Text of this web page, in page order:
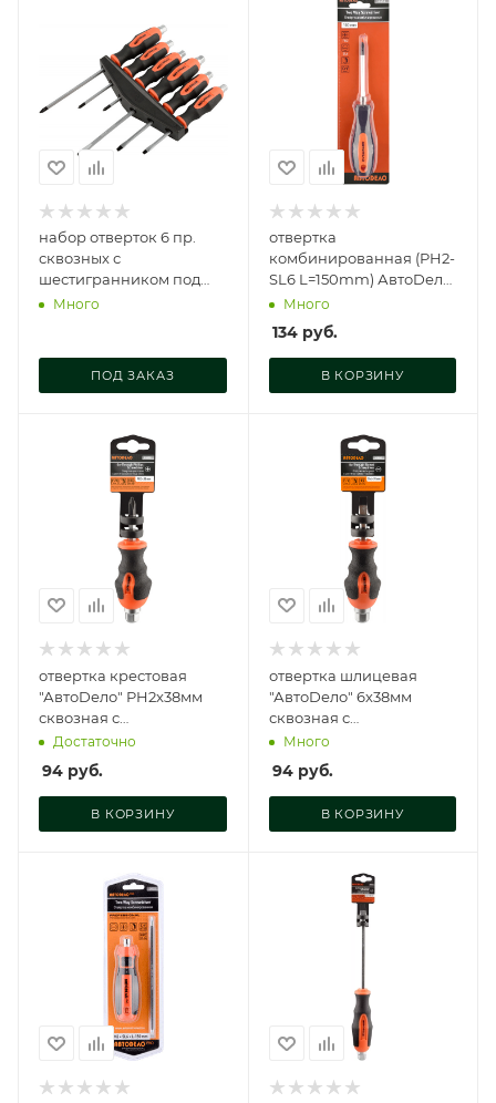
набор отверток 6 пр.
сквозных с
шестигранником под
ключ (75-150 мм,
Много
ПОД ЗАКАЗ
отвертка
комбинированная (PH2-
SL6 L=150mm) АвтоDело
(), 39456
Много
134руб.
В КОРЗИНУ
отвертка крестовая
"АвтоDело" PH2x38мм
сквозная с
шестигранником под
ключ, 30860
Достаточно
94 руб.
В КОРЗИНУ
отвертка шлицевая
"АвтоDело" 6х38мм
сквозная с
шестигранником под
ключ, 30850
Много
94руб.
В КОРЗИНУ